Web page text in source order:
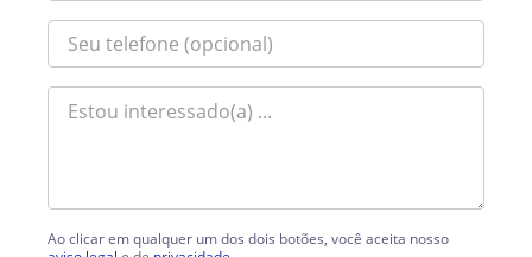
Ao clicar em qualquer um dos dois botões, você aceita nosso